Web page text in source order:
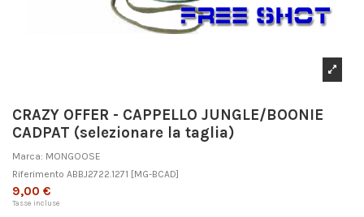
CRAZY OFFER - CAPPELLO JUNGLE/BOONIE
CADPAT (selezionare la taglia)
Marca: MONGOOSE
Riferimento ABBJ2722.1271 [MG-BCAD]
9,00 €
Tasse incluse